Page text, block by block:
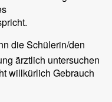
die Schülerin/den
ärztlich untersuchen
willkürlich Gebrauch